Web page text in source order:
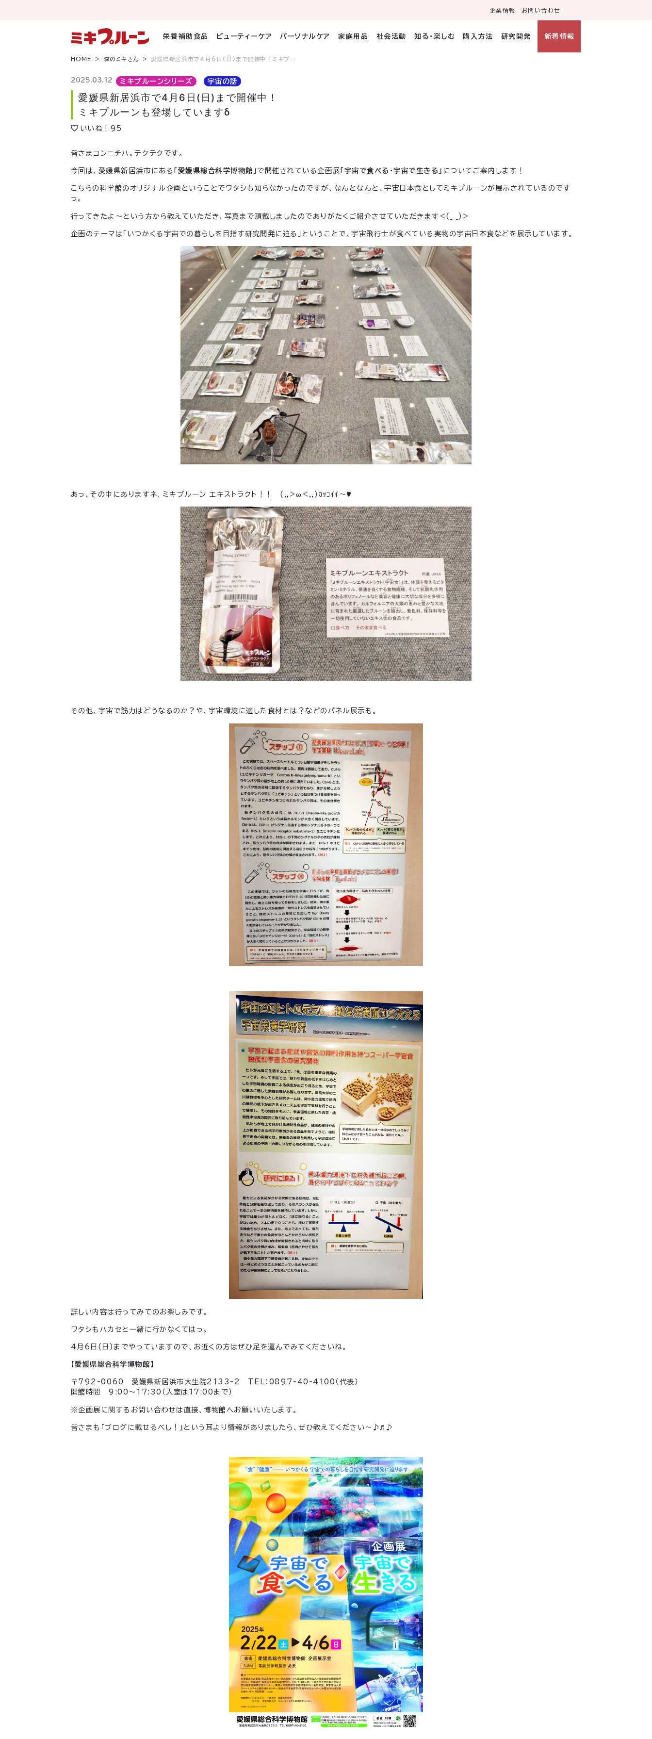
企業情報 お問い合わせ
栄養補助食品 ビューティーケア パーソナルケア 家庭用品 社会活動 知る・楽しむ 購入方法 研究開発 新着情報
HOME 隣のミキさん 愛媛県新居浜市で4月6日(日)まで開催中！ミキプ…
2025.03.12 ミキプルーンシリーズ 宇宙の話
愛媛県新居浜市で4月6日(日)まで開催中！
ミキプルーンも登場していますδ
いいね！ 95
皆さまコンニチハ。テクテクです。
今回は、愛媛県新居浜市にある 「愛媛県総合科学博物館」 で開催されている企画展 「宇宙で食べる・宇宙で生きる」 についてご案内します！
こちらの科学館のオリジナル企画ということでワタシも知らなかったのですが、なんとなんと、宇宙日本食としてミキプルーンが展示されているのです
っ。
行ってきたよ～という方から教えていただき、写真まで頂戴しましたのでありがたくご紹介させていただきます<(_ _)>
企画のテーマは「いつかくる宇宙での暮らしを目指す研究開発に迫る」ということで、宇宙飛行士が食べている実物の宇宙日本食などを展示しています。
あっ、その中にありますネ、ミキプルーン エキストラクト！！ (,,>ω<,,)ｶｯｺｲｲ～♥
その他、宇宙で筋力はどうなるのか？や、宇宙環境に適した食材とは？などのパネル展示も。
詳しい内容は行ってみてのお楽しみです。
ワタシもハカセと一緒に行かなくてはっ。
4月6日(日)までやっていますので、お近くの方はぜひ足を運んでみてくださいね。
【愛媛県総合科学博物館】
〒792-0060 愛媛県新居浜市大生院2133-2 TEL：0897-40-4100（代表）
開館時間 9:00〜17:30（入室は17:00まで）
※企画展に関するお問い合わせは直接、博物館へお願いいたします。
皆さまも「ブログに載せるべし！」という耳より情報がありましたら、ぜひ教えてください～♪♬♪